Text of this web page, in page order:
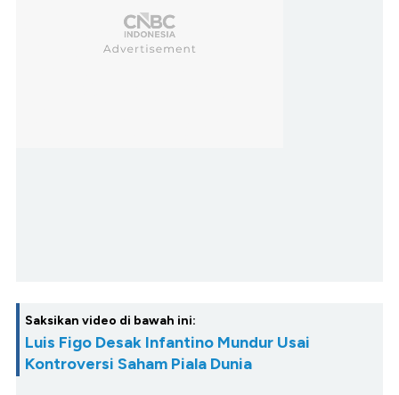
Saksikan video di bawah ini:
Luis Figo Desak Infantino Mundur Usai
Kontroversi Saham Piala Dunia